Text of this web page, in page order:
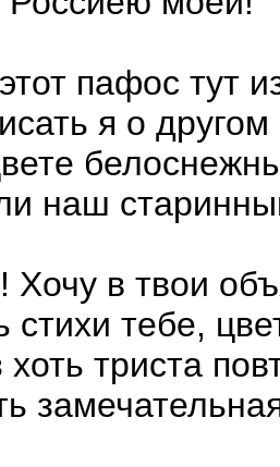
пафос тут
я о другом
наш
Хочу в твои
стихи тебе,
триста